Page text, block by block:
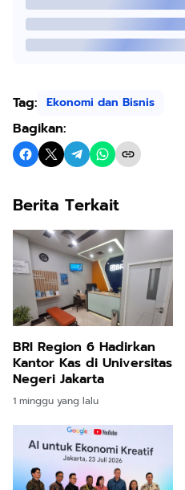
Tag: Ekonomi dan Bisnis
Bagikan:
Berita Terkait
BRI Region 6 Hadirkan
Kantor Kas di Universitas
Negeri Jakarta
1 minggu yang lalu